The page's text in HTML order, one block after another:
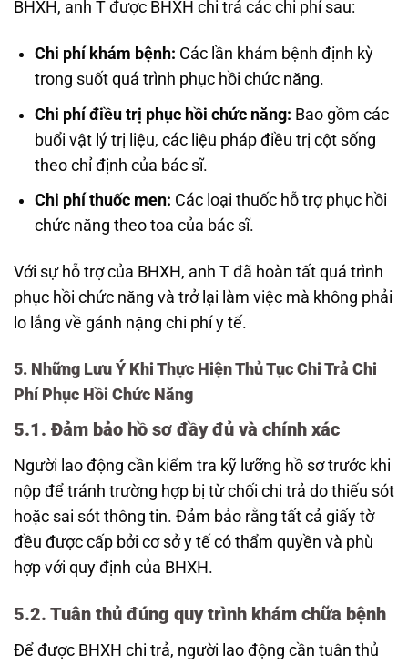
BHXH, anh T được BHXH chi trả các chi phí sau:
Chi phí khám bệnh: Các lần khám bệnh định kỳ
trong suốt quá trình phục hồi chức năng.
Chi phí điều trị phục hồi chức năng: Bao gồm các
buổi vật lý trị liệu, các liệu pháp điều trị cột sống
theo chỉ định của bác sĩ.
Chi phí thuốc men: Các loại thuốc hỗ trợ phục hồi
chức năng theo toa của bác sĩ.
Với sự hỗ trợ của BHXH, anh T đã hoàn tất quá trình
phục hồi chức năng và trở lại làm việc mà không phải
lo lắng về gánh nặng chi phí y tế.
5. Những Lưu Ý Khi Thực Hiện Thủ Tục Chi Trả Chi
Phí Phục Hồi Chức Năng
5.1. Đảm bảo hồ sơ đầy đủ và chính xác
Người lao động cần kiểm tra kỹ lưỡng hồ sơ trước khi
nộp để tránh trường hợp bị từ chối chi trả do thiếu sót
hoặc sai sót thông tin. Đảm bảo rằng tất cả giấy tờ
đều được cấp bởi cơ sở y tế có thẩm quyền và phù
hợp với quy định của BHXH.
5.2. Tuân thủ đúng quy trình khám chữa bệnh
Để được BHXH chi trả, người lao động cần tuân thủ